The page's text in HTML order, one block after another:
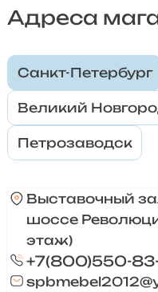
Адреса
Санкт-Петербург
Великий
Петрозаводск
Выставочный
шоссе
этаж)
+7(800)550-